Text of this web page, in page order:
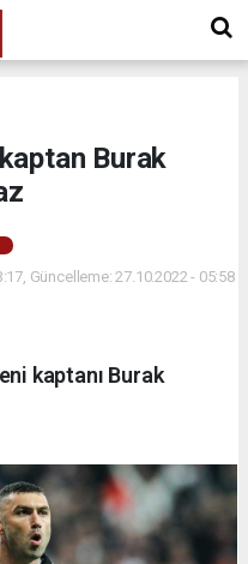
Burak
Güncelleme: 27.10.2022 - 05:58
kaptanı Burak